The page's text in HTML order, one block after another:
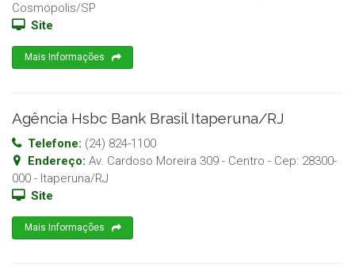
Cosmopolis/SP
Site
Mais Informações
Agência Hsbc Bank Brasil Itaperuna/RJ
Telefone: (24) 824-1100
Endereço: Av. Cardoso Moreira 309 - Centro - Cep: 28300-
000 - Itaperuna/RJ
Site
Mais Informações